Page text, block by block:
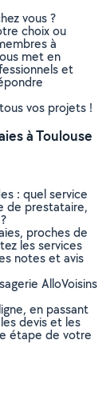
vous ?
choix ou
à
met en
et
vos projets !
à Toulouse
: quel service
de prestataire,
proches de
les services
notes et avis
AlloVoisins
en passant
devis et les
étape de votre